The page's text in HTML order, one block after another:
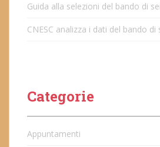
Guida alla selezioni del bando di
CNESC analizza i dati del bando di
Categorie
Appuntamenti